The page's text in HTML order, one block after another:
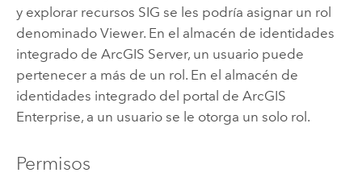
y explorar recursos SIG se les podría asignar un rol
denominado Viewer. En el almacén de identidades
integrado de ArcGIS Server, un usuario puede
pertenecer a más de un rol. En el almacén de
identidades integrado del portal de ArcGIS
Enterprise, a un usuario se le otorga un solo rol.
Permisos